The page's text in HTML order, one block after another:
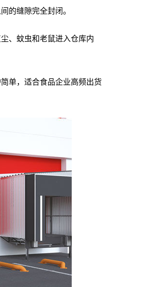
的缝隙完全封闭。
、蚊虫和老鼠进入仓库内
单，适合食品企业高频出货